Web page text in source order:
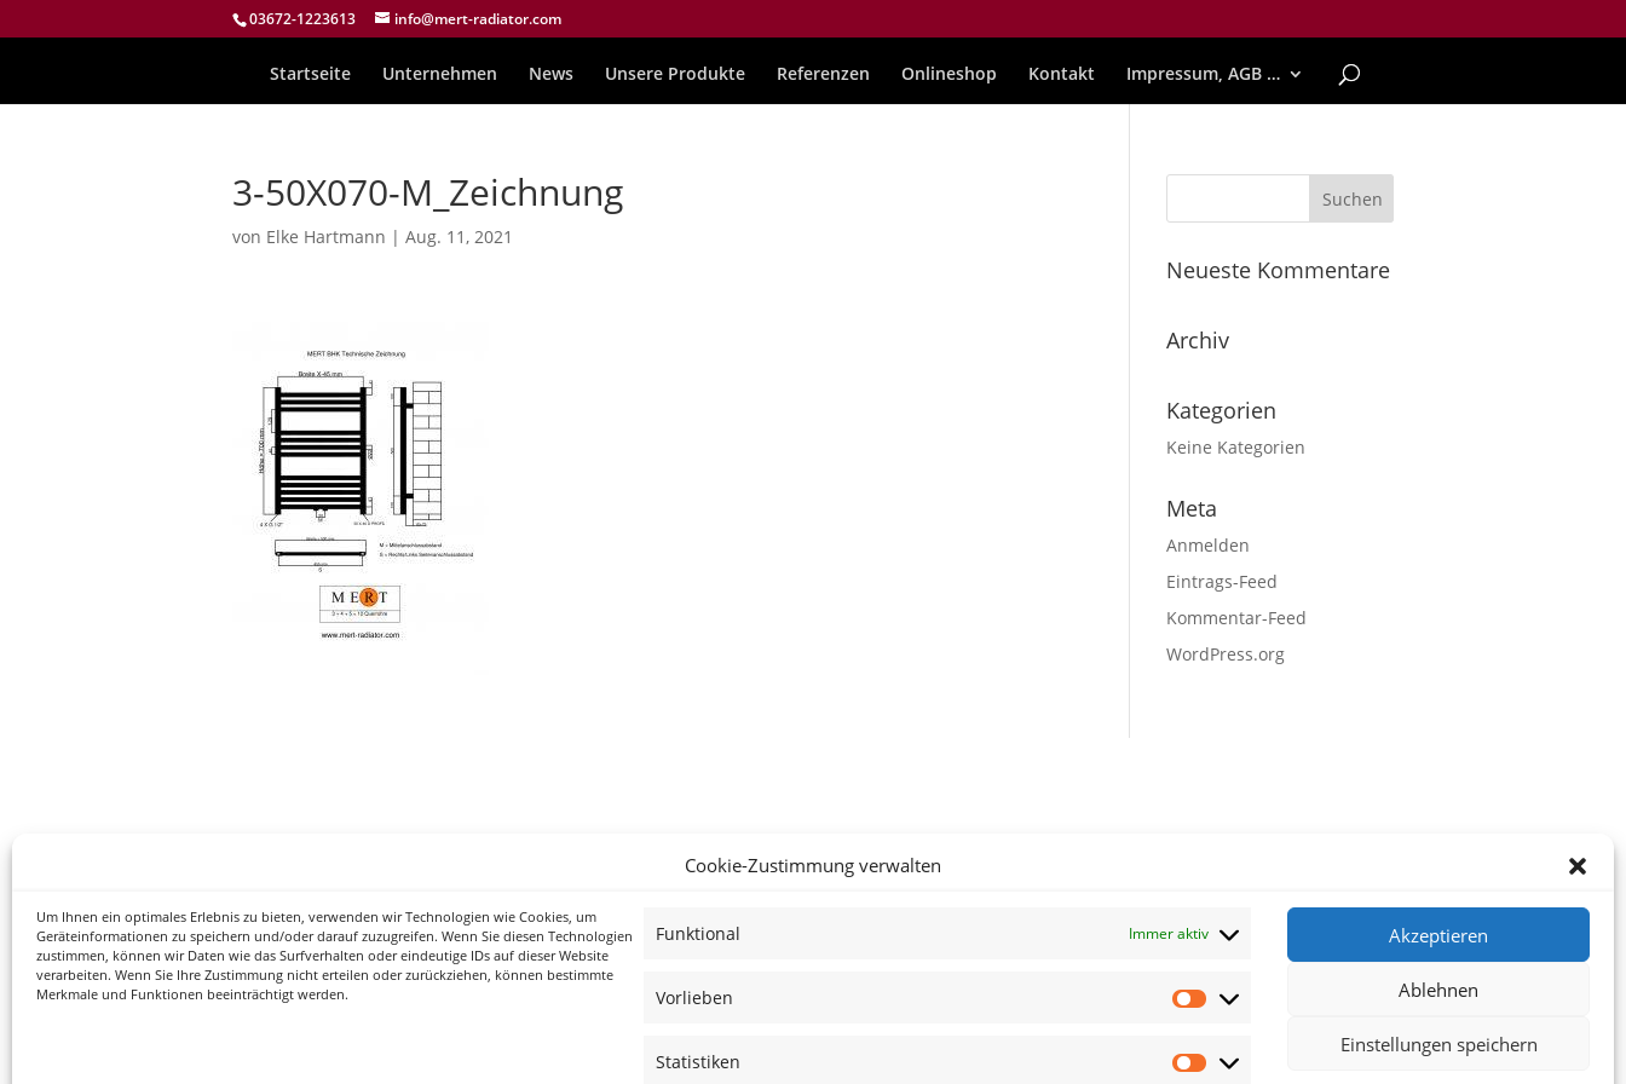
Cookie-Zustimmung verwalten
Um Ihnen ein optimales Erlebnis zu bieten, verwenden wir Technologien wie Cookies, um
Geräteinformationen zu speichern und/oder darauf zuzugreifen. Wenn Sie diesen Technologien
zustimmen, können wir Daten wie das Surfverhalten oder eindeutige IDs auf dieser Website
verarbeiten. Wenn Sie Ihre Zustimmung nicht erteilen oder zurückziehen, können bestimmte
Merkmale und Funktionen beeinträchtigt werden.
Funktional Immer aktiv
Vorlieben
Vorlieben
Statistiken
Statistiken
Akzeptieren
Ablehnen
Einstellungen speichern
03672-1223613 info@mert-radiator.com
Startseite Unternehmen News Unsere Produkte Referenzen Onlineshop Kontakt Impressum, AGB …
3-50X070-M_Zeichnung
von Elke Hartmann | Aug. 11, 2021
Neueste Kommentare
Archiv
Kategorien
Keine Kategorien
Meta
Anmelden
Eintrags-Feed
Kommentar-Feed
WordPress.org